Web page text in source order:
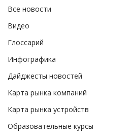
Все новости
Видео
Глоссарий
Инфографика
Дайджесты новостей
Карта рынка компаний
Карта рынка устройств
Образовательные курсы